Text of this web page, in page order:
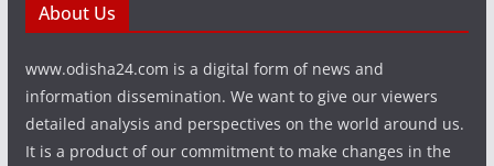
About Us
www.odisha24.com is a digital form of news and
information dissemination. We want to give our viewers
detailed analysis and perspectives on the world around us.
It is a product of our commitment to make changes in the